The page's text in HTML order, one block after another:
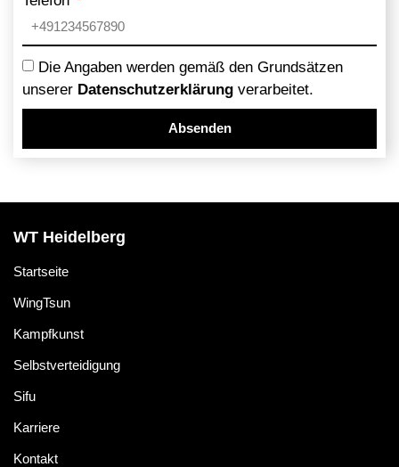
Die Angaben werden gemäß den Grundsätzen
unserer Datenschutzerklärung verarbeitet.
Absenden
Alternative:
WT Heidelberg
Startseite
WingTsun
Kampfkunst
Selbstverteidigung
Sifu
Karriere
Kontakt